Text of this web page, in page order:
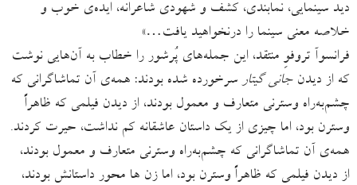
دید سینمایی، نمابندی، کشف و شهودی شاعرانه، ایده‌ی خوب و
خلاصه معنی سینما را درنخواهید یافت…»
فرانسوآ تروفوِ منتقد، این جمله‌های پُرشور را خطاب به آن‌هایی نوشت
که از دیدنجانی گیتار سرخورده شده بودند: همه‌ی آن تماشاگرانی که
چشم‌به‌راه وسترنی متعارف و معمول بودند، از دیدن فیلمی که ظاهراً
وسترن بود، اما چیزی از یک داستان عاشقانه کم نداشت، حیرت کردند.
همه‌ی آن تماشاگرانی که چشم‌به‌راه وسترنی متعارف و معمول بودند،
از دیدن فیلمی که ظاهراً وسترن بود، اما زن ها محور داستانش بودند،